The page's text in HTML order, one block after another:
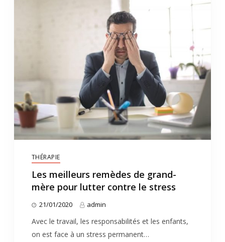
THÉRAPIE
Les meilleurs remèdes de grand-
mère pour lutter contre le stress
21/01/2020 admin
Avec le travail, les responsabilités et les enfants,
on est face à un stress permanent…